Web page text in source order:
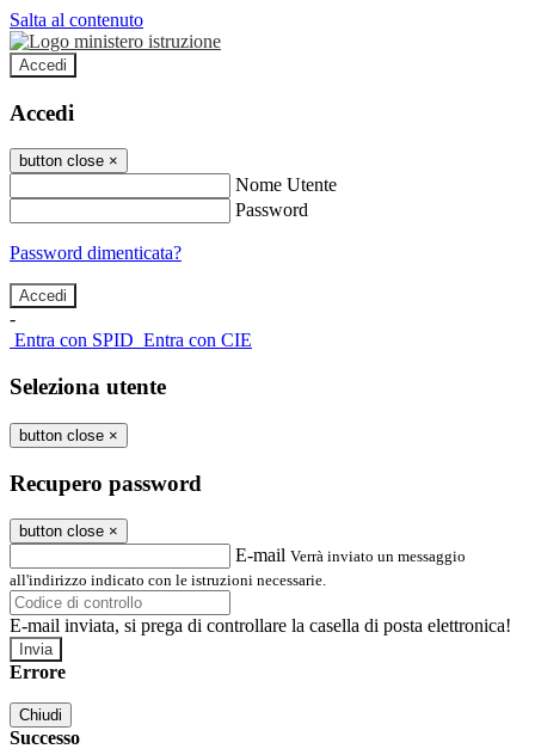
Salta al contenuto
Accedi
Accedi
button close ×
Nome Utente
Password
Password dimenticata?
-
Entra con SPID Entra con CIE
Seleziona utente
button close ×
Recupero password
button close ×
E-mail Verrà inviato un messaggio
all'indirizzo indicato con le istruzioni necessarie.
E-mail inviata, si prega di controllare la casella di posta elettronica!
Errore
Chiudi
Successo